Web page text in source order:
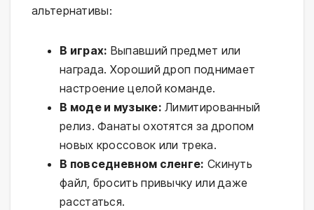
альтернативы:
В играх: Выпавший предмет или
награда. Хороший дроп поднимает
настроение целой команде.
В моде и музыке: Лимитированный
релиз. Фанаты охотятся за дропом
новых кроссовок или трека.
В повседневном сленге: Скинуть
файл, бросить привычку или даже
расстаться.